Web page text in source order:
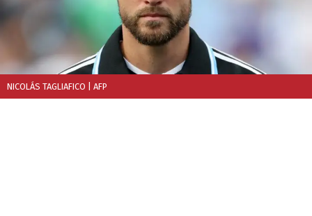
NICOLÁS TAGLIAFICO | AFP